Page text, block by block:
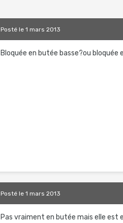
Postéle 1 mars 2013
Bloquée en butée basse?ou bloquée
Postéle 1 mars 2013
Pas vraiment en butée mais elle est